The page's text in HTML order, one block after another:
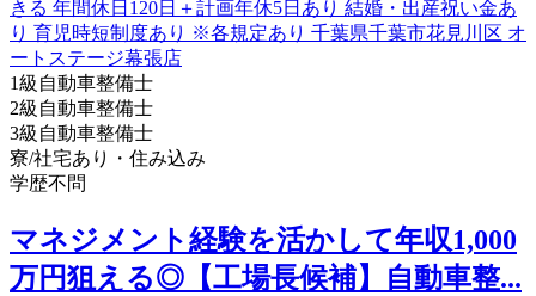
1級自動車整備士
2級自動車整備士
3級自動車整備士
寮/社宅あり・住み込み
学歴不問
マネジメント経験を活かして年収1,000
万円狙える◎【工場長候補】自動車整...